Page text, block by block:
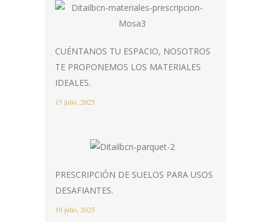
CUÉNTANOS TU ESPACIO, NOSOTROS
TE PROPONEMOS LOS MATERIALES
IDEALES.
15 julio, 2025
PRESCRIPCIÓN DE SUELOS PARA USOS
DESAFIANTES.
10 julio, 2025